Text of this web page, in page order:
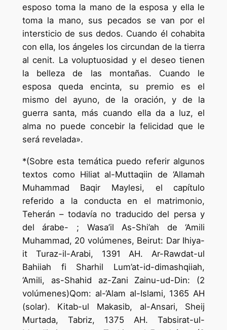
esposo toma la mano de la esposa y ella le
toma la mano, sus pecados se van por el
intersticio de sus dedos. Cuando él cohabita
con ella, los ángeles los circundan de la tierra
al cenit. La voluptuosidad y el deseo tienen
la belleza de las montañas. Cuando le
esposa queda encinta, su premio es el
mismo del ayuno, de la oración, y de la
guerra santa, más cuando ella da a luz, el
alma no puede concebir la felicidad que le
será revelada».
*(Sobre esta temática puedo referir algunos
textos como Hiliat al-Muttaqiin de ‘Allamah
Muhammad Baqir Maylesi, el capítulo
referido a la conducta en el matrimonio,
Teherán – todavía no traducido del persa y
del árabe- ; Wasa’il As-Shi’ah de ‘Amili
Muhammad, 20 volúmenes, Beirut: Dar Ihiya-
it Turaz-il-Arabi, 1391 AH. Ar-Rawdat-ul
Bahiiah fi Sharhil Lum’at-id-dimashqiiah,
‘Amili, as-Shahid az-Zani Zainu-ud-Din: (2
volúmenes)Qom: al-‘Alam al-Islami, 1365 AH
(solar). Kitab-ul Makasib, al-Ansari, Sheij
Murtada, Tabriz, 1375 AH. Tabsirat-ul-